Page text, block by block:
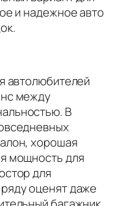
и надежное авто
автолюбителей
между
В
хорошая
мощность для
для
оценят даже